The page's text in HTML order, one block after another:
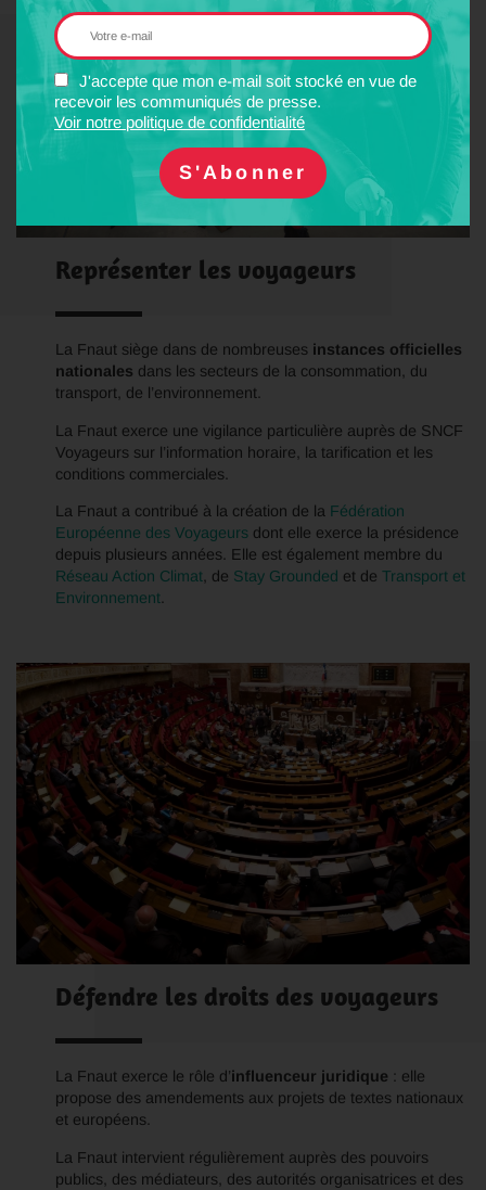
J'accepte que mon e-mail soit stocké en vue de
recevoir les communiqués de presse.
Voir notre politique de confidentialité
Représenter les voyageurs
La Fnaut siège dans de nombreuses instances officielles
nationales dans les secteurs de la consommation, du
transport, de l’environnement.
La Fnaut exerce une vigilance particulière auprès de SNCF
Voyageurs sur l’information horaire, la tarification et les
conditions commerciales.
La Fnaut a contribué à la création de la Fédération
Européenne des Voyageurs dont elle exerce la présidence
depuis plusieurs années. Elle est également membre du
Réseau Action Climat , de Stay Grounded et de Transport et
Environnement
Défendre les droits des voyageurs
La Fnaut exerce le rôle d’influenceur juridique : elle
propose des amendements aux projets de textes nationaux
et européens.
La Fnaut intervient régulièrement auprès des pouvoirs
publics, des médiateurs, des autorités organisatrices et des